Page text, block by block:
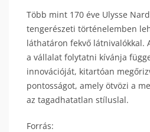
Több mint 170 éve Ulysse
tengerészeti történelemben
láthatáron fekvő látnivalókkal.
a vállalat folytatni kívánja
innovációját, kitartóan
pontosságot, amely ötvözi a
az tagadhatatlan stíluslal.
Forrás: